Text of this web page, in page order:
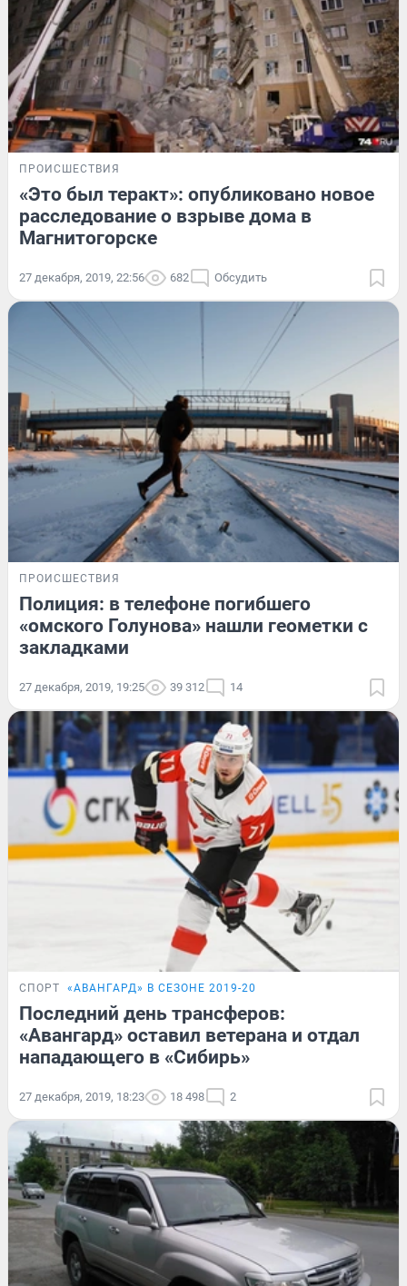
ПРОИСШЕСТВИЯ
«Это был теракт»: опубликовано новое
расследование о взрыве дома в
Магнитогорске
27 декабря, 2019, 22:56 682 Обсудить
ПРОИСШЕСТВИЯ
Полиция: в телефоне погибшего
«омского Голунова» нашли геометки с
закладками
27 декабря, 2019, 19:25 39 312 14
СПОРТ «АВАНГАРД» В СЕЗОНЕ 2019-20
Последний день трансферов:
«Авангард» оставил ветерана и отдал
нападающего в «Сибирь»
27 декабря, 2019, 18:23 18 498 2